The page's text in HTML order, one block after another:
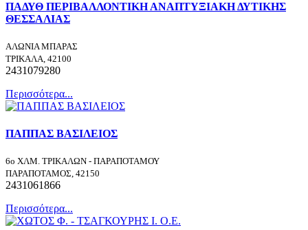
ΠΑΔΥΘ ΠΕΡΙΒΑΛΛΟΝΤΙΚΗ ΑΝΑΠΤΥΞΙΑΚΗ ΔΥΤΙΚΗΣ
ΘΕΣΣΑΛΙΑΣ
ΑΛΩΝΙΑ ΜΠΑΡΑΣ
ΤΡΙΚΑΛΑ, 42100
2431079280
Περισσότερα...
ΠΑΠΠΑΣ ΒΑΣΙΛΕΙΟΣ
6ο ΧΛΜ. ΤΡΙΚΑΛΩΝ - ΠΑΡΑΠΟΤΑΜΟΥ
ΠΑΡΑΠΟΤΑΜΟΣ, 42150
2431061866
Περισσότερα...